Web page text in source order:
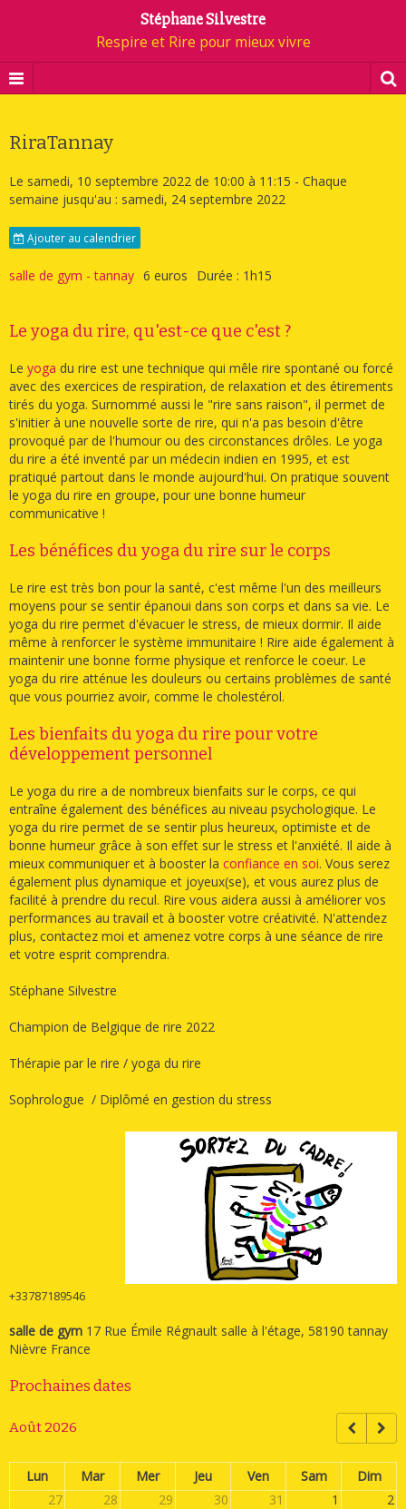
Stéphane Silvestre
Respire et Rire pour mieux vivre
RiraTannay
Le samedi, 10 septembre 2022 de 10:00 à 11:15 - Chaque
semaine jusqu'au : samedi, 24 septembre 2022
Ajouter au calendrier
salle de gym - tannay 6 euros Durée : 1h15
Le yoga du rire, qu'est-ce que c'est ?
Le yoga du rire est une technique qui mêle rire spontané ou forcé
avec des exercices de respiration, de relaxation et des étirements
tirés du yoga. Surnommé aussi le "rire sans raison", il permet de
s'initier à une nouvelle sorte de rire, qui n'a pas besoin d'être
provoqué par de l'humour ou des circonstances drôles. Le yoga
du rire a été inventé par un médecin indien en 1995, et est
pratiqué partout dans le monde aujourd'hui. On pratique souvent
le yoga du rire en groupe, pour une bonne humeur
communicative !
Les bénéfices du yoga du rire sur le corps
Le rire est très bon pour la santé, c'est même l'un des meilleurs
moyens pour se sentir épanoui dans son corps et dans sa vie. Le
yoga du rire permet d'évacuer le stress, de mieux dormir. Il aide
même à renforcer le système immunitaire ! Rire aide également à
maintenir une bonne forme physique et renforce le coeur. Le
yoga du rire atténue les douleurs ou certains problèmes de santé
que vous pourriez avoir, comme le cholestérol.
Les bienfaits du yoga du rire pour votre
développement personnel
Le yoga du rire a de nombreux bienfaits sur le corps, ce qui
entraîne également des bénéfices au niveau psychologique. Le
yoga du rire permet de se sentir plus heureux, optimiste et de
bonne humeur grâce à son effet sur le stress et l'anxiété. Il aide à
mieux communiquer et à booster la confiance en soi. Vous serez
également plus dynamique et joyeux(se), et vous aurez plus de
facilité à prendre du recul. Rire vous aidera aussi à améliorer vos
performances au travail et à booster votre créativité. N'attendez
plus, contactez moi et amenez votre corps à une séance de rire
et votre esprit comprendra.
Stéphane Silvestre
Champion de Belgique de rire 2022
Thérapie par le rire / yoga du rire
Sophrologue / Diplômé en gestion du stress
+33787189546
salle de gym 17 Rue Émile Régnault salle à l'étage, 58190 tannay
Nièvre France
Prochaines dates
Août 2026
Lun Mar Mer Jeu Ven Sam
Dim
27
28 29 30 31 1
2